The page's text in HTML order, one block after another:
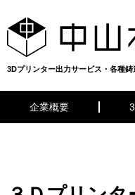
3Dプリンター出力サービス・各種鋳
企業概要